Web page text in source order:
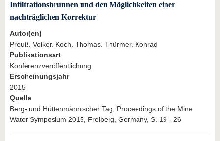
Infiltrationsbrunnen und den Möglichkeiten einer
nachträglichen Korrektur
Autor(en)
Preuß, Volker, Koch, Thomas, Thürmer, Konrad
Publikationsart
Konferenzveröffentlichung
Erscheinungsjahr
2015
Quelle
Berg- und Hüttenmännischer Tag, Proceedings of the Mine
Water Symposium 2015, Freiberg, Germany, S. 19 - 26